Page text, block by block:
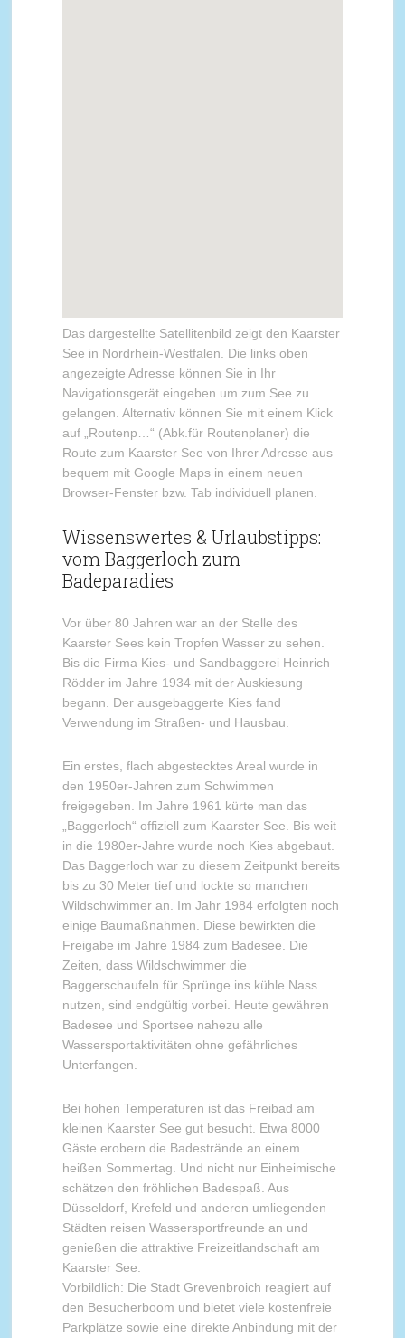
Das dargestellte Satellitenbild zeigt den Kaarster
See in Nordrhein-Westfalen. Die links oben
angezeigte Adresse können Sie in Ihr
Navigationsgerät eingeben um zum See zu
gelangen. Alternativ können Sie mit einem Klick
auf „Routenp…“ (Abk.für Routenplaner) die
Route zum Kaarster See von Ihrer Adresse aus
bequem mit Google Maps in einem neuen
Browser-Fenster bzw. Tab individuell planen.
Wissenswertes & Urlaubstipps:
vom Baggerloch zum
Badeparadies
Vor über 80 Jahren war an der Stelle des
Kaarster Sees kein Tropfen Wasser zu sehen.
Bis die Firma Kies- und Sandbaggerei Heinrich
Rödder im Jahre 1934 mit der Auskiesung
begann. Der ausgebaggerte Kies fand
Verwendung im Straßen- und Hausbau.
Ein erstes, flach abgestecktes Areal wurde in
den 1950er-Jahren zum Schwimmen
freigegeben. Im Jahre 1961 kürte man das
„Baggerloch“ offiziell zum Kaarster See. Bis weit
in die 1980er-Jahre wurde noch Kies abgebaut.
Das Baggerloch war zu diesem Zeitpunkt bereits
bis zu 30 Meter tief und lockte so manchen
Wildschwimmer an. Im Jahr 1984 erfolgten noch
einige Baumaßnahmen. Diese bewirkten die
Freigabe im Jahre 1984 zum Badesee. Die
Zeiten, dass Wildschwimmer die
Baggerschaufeln für Sprünge ins kühle Nass
nutzen, sind endgültig vorbei. Heute gewähren
Badesee und Sportsee nahezu alle
Wassersportaktivitäten ohne gefährliches
Unterfangen.
Bei hohen Temperaturen ist das Freibad am
kleinen Kaarster See gut besucht. Etwa 8000
Gäste erobern die Badestrände an einem
heißen Sommertag. Und nicht nur Einheimische
schätzen den fröhlichen Badespaß. Aus
Düsseldorf, Krefeld und anderen umliegenden
Städten reisen Wassersportfreunde an und
genießen die attraktive Freizeitlandschaft am
Kaarster See.
Vorbildlich: Die Stadt Grevenbroich reagiert auf
den Besucherboom und bietet viele kostenfreie
Parkplätze sowie eine direkte Anbindung mit der